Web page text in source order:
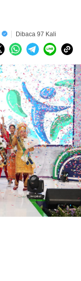
Dibaca 97 Kali